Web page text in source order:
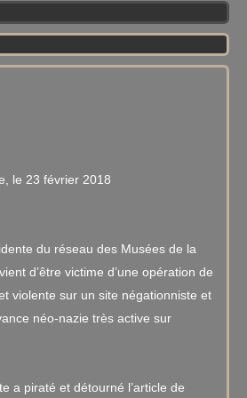
le 23 février 2018
du réseau des Musées de la
d’être victime d’une opération de
violente sur un site négationniste et
néo-nazie très active sur
a piraté et détourné l’article de